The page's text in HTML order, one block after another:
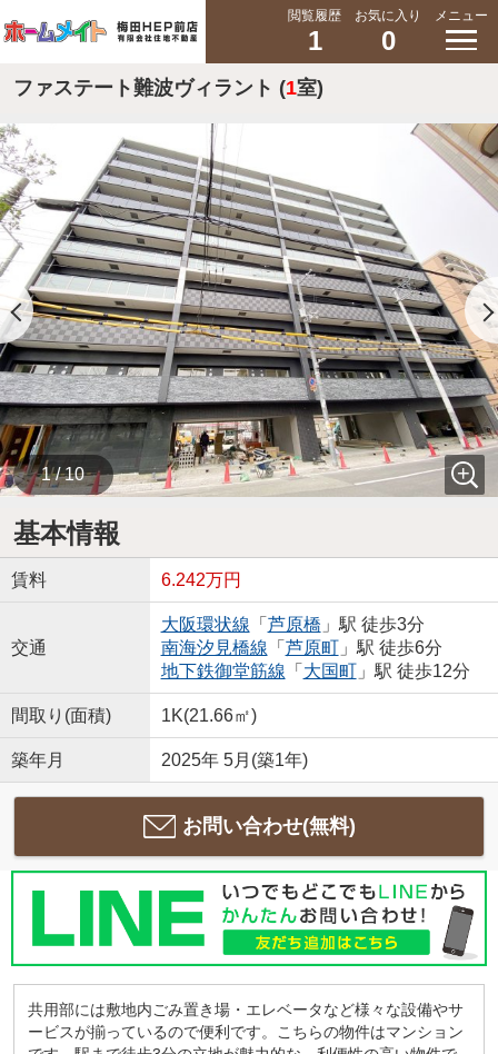
閲覧履歴
1
お気に入り
0
メニュー
ファステート難波ヴィラント (1室)
1 / 10
基本情報
賃料 6.242万円
交通
大阪環状線 「 芦原橋 」駅 徒歩3分
南海汐見橋線 「 芦原町」駅 徒歩6分
地下鉄御堂筋線 「 大国町」駅 徒歩12分
間取り(面積) 1K(21.66㎡)
築年月 2025年 5月(築1年)
お問い合わせ(無料)
共用部には敷地内ごみ置き場・エレベータなど様々な設備やサ
ービスが揃っているので便利です。こちらの物件はマンション